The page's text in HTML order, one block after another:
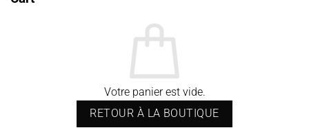
Votre panier est vide.
RETOUR À LA BOUTIQUE